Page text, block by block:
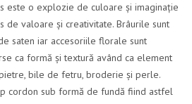
este o explozie de culoare și imaginație
de valoare și creativitate. Brâurile sunt
saten iar accesoriile florale sunt
ca formă și textură având ca element
bile de fetru, broderie și perle.
cordon sub formă de fundă fiind astfel